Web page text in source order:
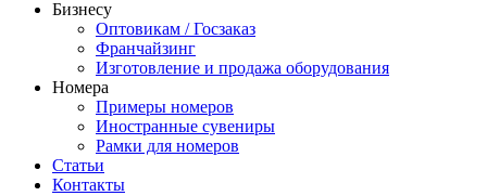
Бизнесу
Оптовикам / Госзаказ
Франчайзинг
Изготовление и продажа оборудования
Номера
Примеры номеров
Иностранные сувениры
Рамки для номеров
Статьи
Контакты